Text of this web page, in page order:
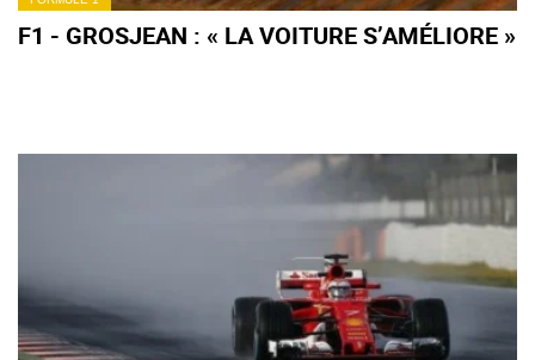
F1 - GROSJEAN : « LA VOITURE S’AMÉLIORE »